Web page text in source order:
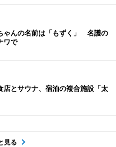
ゃんの名前は「もずく」 名護の
ワで
店とサウナ、宿泊の複合施設「太
見る